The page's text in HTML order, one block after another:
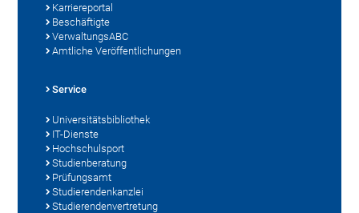
Karriereportal
Beschäftigte
VerwaltungsABC
Amtliche Veröffentlichungen
Service
Universitätsbibliothek
IT-Dienste
Hochschulsport
Studienberatung
Prüfungsamt
Studierendenkanzlei
Studierendenvertretung